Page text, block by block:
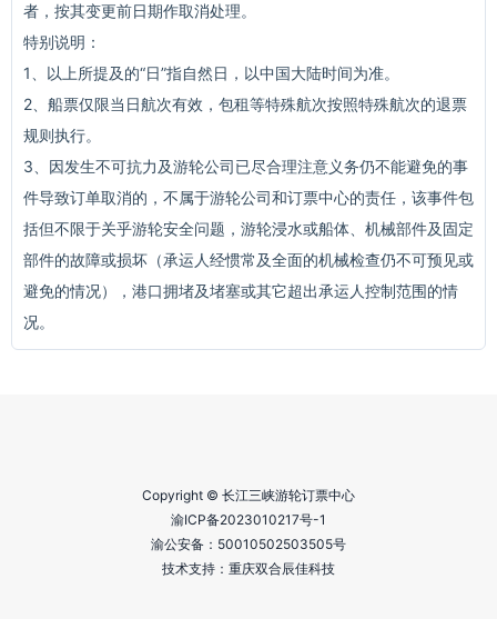
者，按其变更前日期作取消处理。
特别说明：
1、以上所提及的“日”指自然日，以中国大陆时间为准。
2、船票仅限当日航次有效，包租等特殊航次按照特殊航次的退票
规则执行。
3、因发生不可抗力及游轮公司已尽合理注意义务仍不能避免的事
件导致订单取消的，不属于游轮公司和订票中心的责任，该事件包
括但不限于关乎游轮安全问题，游轮浸水或船体、机械部件及固定
部件的故障或损坏（承运人经惯常及全面的机械检查仍不可预见或
避免的情况），港口拥堵及堵塞或其它超出承运人控制范围的情
况。
Copyright © 长江三峡游轮订票中心
渝ICP备2023010217号-1
渝公安备： 50010502503505号
技术支持：重庆双合辰佳科技